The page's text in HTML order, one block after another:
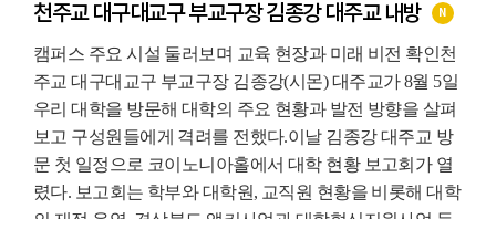
천주교 대구대교구 부교구장 김종강 대주교 내방 N
캠퍼스 주요 시설 둘러보며 교육 현장과 미래 비전 확인천
주교 대구대교구 부교구장 김종강(시몬) 대주교가 8월 5일
우리 대학을 방문해 대학의 주요 현황과 발전 방향을 살펴
보고 구성원들에게 격려를 전했다.이날 김종강 대주교 방
문 첫 일정으로 코이노니아홀에서 대학 현황 보고회가 열
렸다. 보고회는 학부와 대학원, 교직원 현황을 비롯해 대학
의 재정 운영, 경상북도 앵커사업과 대학혁신지원사업 등